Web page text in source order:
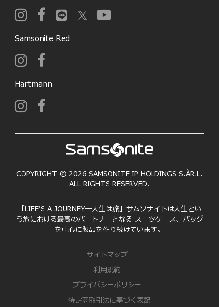
Samsonite Red
Hartmann
COPYRIGHT © 2026 SAMSONITE IP HOLDINGS S.ÀR.L.
ALL RIGHTS RESERVED.
「LIFE'S A JOURNEY―人生は旅」サムソナイトは人生とい
う旅における最高のパートナーとなる スーツケース、バッグ
を中心に製品を作り続けています。
サイトマップ
利用規約
プライバシーポリシー
特定商取引法に基づく表記